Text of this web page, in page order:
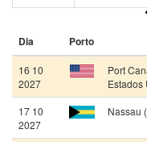
Viaje no MSC Grandiosa
Dia Porto
16 10
2027
Port
Estados
17 10
2027
Nassau